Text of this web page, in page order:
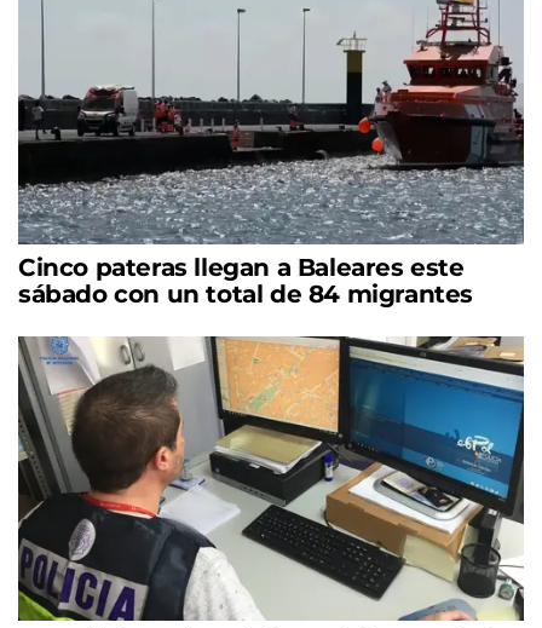
Cinco pateras llegan a Baleares este
sábado con un total de 84 migrantes